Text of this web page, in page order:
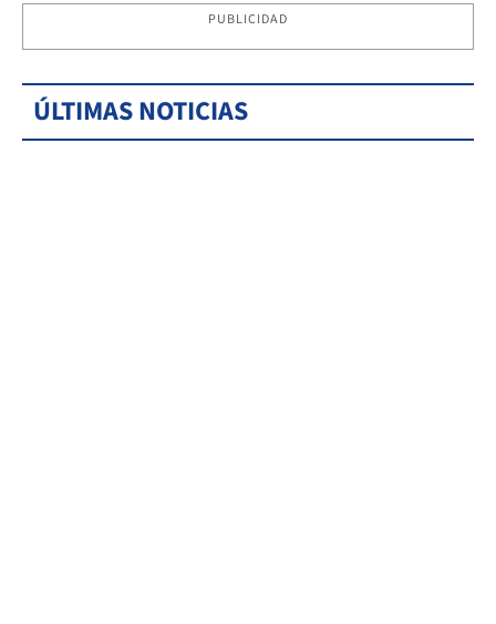
PUBLICIDAD
ÚLTIMAS NOTICIAS